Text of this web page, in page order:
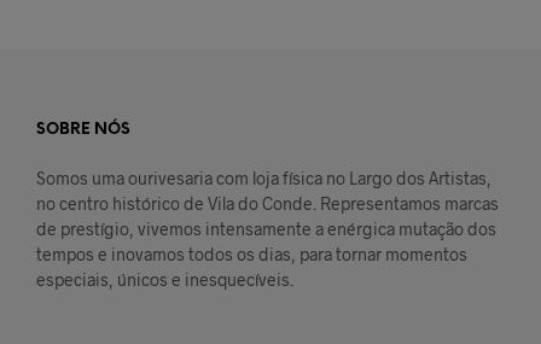
SOBRE NÓS
Somos uma ourivesaria com loja física no Largo dos Artistas,
no centro histórico de Vila do Conde. Representamos marcas
de prestígio, vivemos intensamente a enérgica mutação dos
tempos e inovamos todos os dias, para tornar momentos
especiais, únicos e inesquecíveis.